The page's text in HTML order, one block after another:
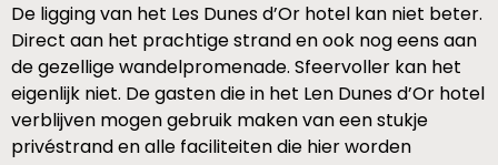
De ligging van het Les Dunes d’Or hotel kan niet beter.
Direct aan het prachtige strand en ook nog eens aan
de gezellige wandelpromenade. Sfeervoller kan het
eigenlijk niet. De gasten die in het Len Dunes d’Or hotel
verblijven mogen gebruik maken van een stukje
privéstrand en alle faciliteiten die hier worden